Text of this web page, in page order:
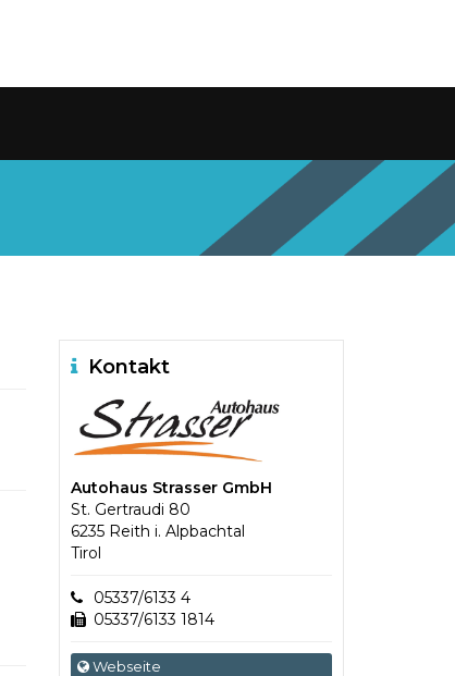
Kontakt
Autohaus Strasser GmbH
St. Gertraudi 80
6235 Reith i. Alpbachtal
Tirol
05337/6133 4
05337/6133 1814
Webseite